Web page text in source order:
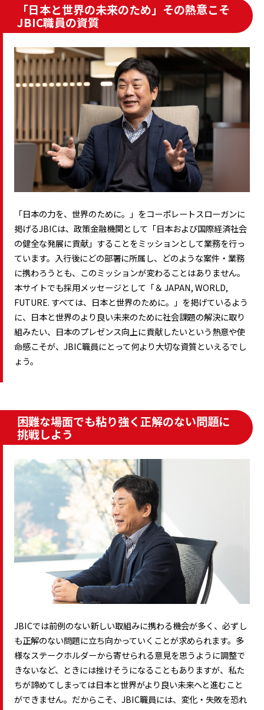
「日本と世界の未来のため」その熱意こそ
JBIC職員の資質
「日本の力を、世界のために。」をコーポレートスローガンに
掲げるJBICは、政策金融機関として「日本および国際経済社会
の健全な発展に貢献」することをミッションとして業務を行っ
ています。入行後にどの部署に所属し、どのような案件・業務
に携わろうとも、このミッションが変わることはありません。
本サイトでも採用メッセージとして「＆ JAPAN, WORLD,
FUTURE. すべては、日本と世界のために。」を掲げているよう
に、日本と世界のより良い未来のために社会課題の解決に取り
組みたい、日本のプレゼンス向上に貢献したいという熱意や使
命感こそが、JBIC職員にとって何より大切な資質といえるでし
ょう。
困難な場面でも粘り強く正解のない問題に
挑戦しよう
JBICでは前例のない新しい取組みに携わる機会が多く、必ずし
も正解のない問題に立ち向かっていくことが求められます。多
様なステークホルダーから寄せられる意見を思うように調整で
きないなど、ときには挫けそうになることもありますが、私た
ちが諦めてしまっては日本と世界がより良い未来へと進むこと
ができません。だからこそ、JBIC職員には、変化・失敗を恐れ